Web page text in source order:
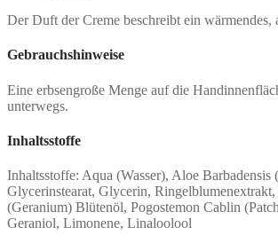
Der Duft der Creme beschreibt ein
Gebrauchshinweise
Eine erbsengroße Menge auf die
unterwegs.
Inhaltsstoffe
Inhaltsstoffe: Aqua (Wasser), Aloe
Glycerinstearat, Glycerin,
(Geranium) Blütenöl, Pogostemon Cablin
Geraniol, Limonene, Linaloolool